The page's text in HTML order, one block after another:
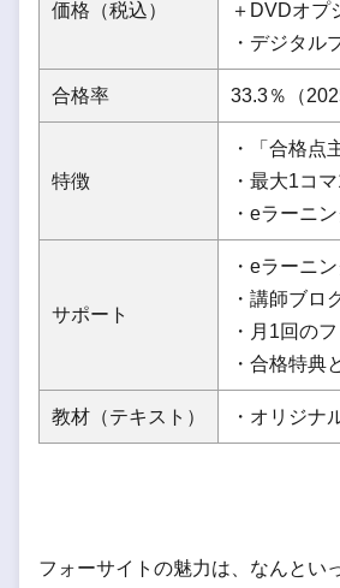
価格（税込）
＋DVDオプ
・デジタル
合格率 33.3％（
特徴
・「合格点
・最大1コ
・eラーニ
サポート
・eラーニ
・講師ブロ
・月1回の
・合格特典
教材（テキスト） ・オリジナ
フォーサイトの魅力は、なんとい